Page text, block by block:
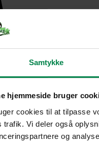
Samtykke
hjemmeside bruger
cookies til at tilpasse
trafik. Vi deler også
og